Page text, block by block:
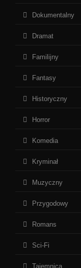
Dokumentalny
Dramat
Familijny
Fantasy
Historyczny
Horror
Komedia
Kryminał
Muzyczny
Przygodowy
Romans
Sci-Fi
Tajemnica